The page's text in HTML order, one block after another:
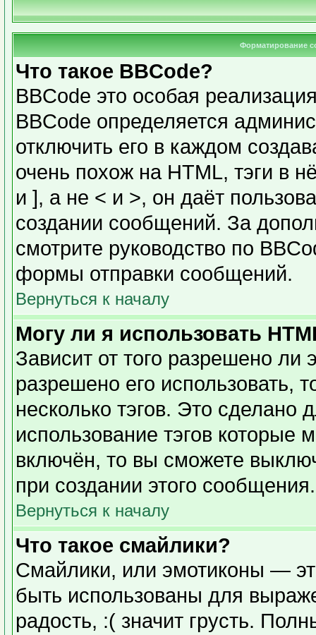
Форматирование
Что такое BBCode?
BBCode это особая
BBCode определяется
отключить его в каждом
очень похож на HTML, тэги в
и ], а не < и >, он даёт
создании сообщений. За
смотрите руководство по
формы отправки сообщений.
Вернуться к началу
Могу ли я использовать
Зависит от того разрешено ли
разрешено его использовать,
несколько тэгов. Это сделано
использование тэгов которые
включён, то вы сможете
при создании этого сообщения.
Вернуться к началу
Что такое смайлики?
Смайлики, или эмотиконы —
быть использованы для
радость, :( значит грусть.